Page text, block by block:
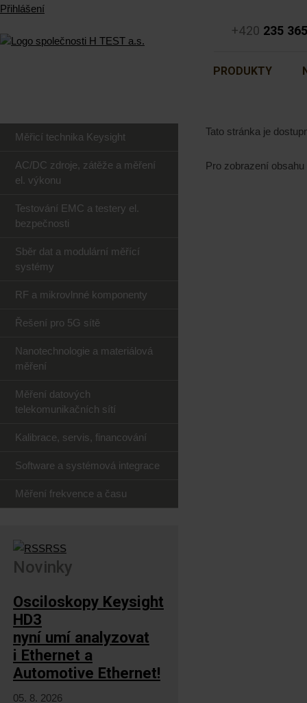
+420 235
PRODUKTY
Přihlášení
Tato stránka je
Pro zobrazení
Měřicí technika Keysight
AC/DC zdroje, zátěže a měření
el. výkonu
Testování EMC a testery el.
bezpečnosti
Sběr dat a modulární měřící
systémy
RF a mikrovlnné komponenty
Řešení pro 5G sítě
Nanotechnologie a materiálová
měření
Měření datových
telekomunikačních sítí
Kalibrace, servis, financování
Software a systémová integrace
Měření frekvence a času
RSS
Novinky
Osciloskopy Keysight
HD3
nyní umí analyzovat
i Ethernet a
Automotive Ethernet!
05. 8. 2026